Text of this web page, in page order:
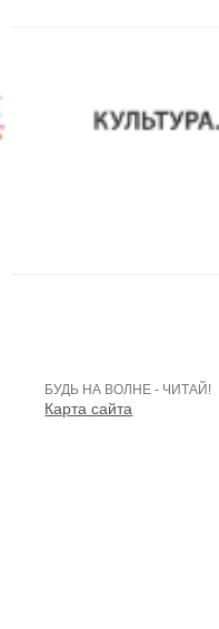
БУДЬ НА ВОЛНЕ - ЧИТАЙ!
Карта сайта